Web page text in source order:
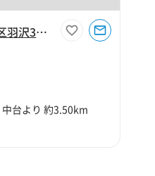
【東京都練馬区】練馬区羽沢3丁目110坪倉庫
台より 約3.50km